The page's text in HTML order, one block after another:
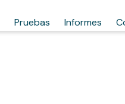
Pruebas Informes